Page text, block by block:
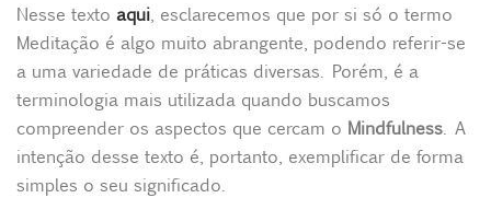
Nesse texto aqui, esclarecemos que por si só o termo
Meditação é algo muito abrangente, podendo referir-se
a uma variedade de práticas diversas. Porém, é a
terminologia mais utilizada quando buscamos
compreender os aspectos que cercam o Mindfulness. A
intenção desse texto é, portanto, exemplificar de forma
simples o seu significado.